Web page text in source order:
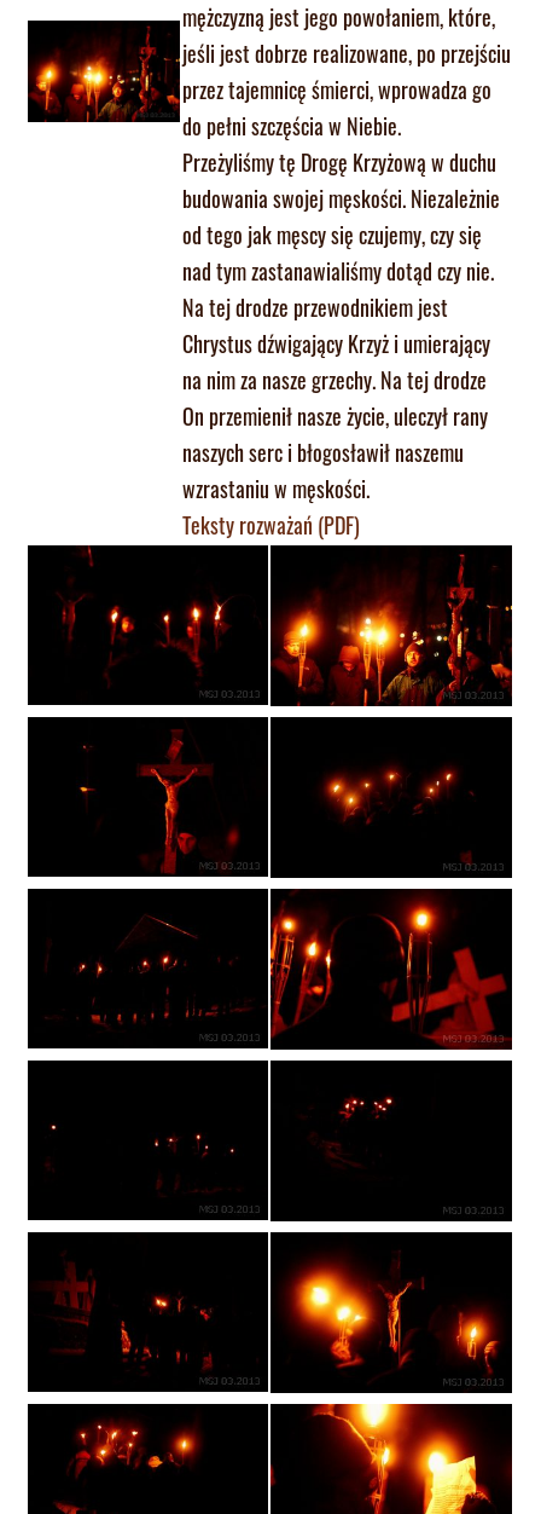
mężczyzną jest jego powołaniem, które,
jeśli jest dobrze realizowane, po przejściu
przez tajemnicę śmierci, wprowadza go
do pełni szczęścia w Niebie.
Przeżyliśmy tę Drogę Krzyżową w duchu
budowania swojej męskości. Niezależnie
od tego jak męscy się czujemy, czy się
nad tym zastanawialiśmy dotąd czy nie.
Na tej drodze przewodnikiem jest
Chrystus dźwigający Krzyż i umierający
na nim za nasze grzechy. Na tej drodze
On przemienił nasze życie, uleczył rany
naszych serc i błogosławił naszemu
wzrastaniu w męskości.
Teksty rozważań (PDF)